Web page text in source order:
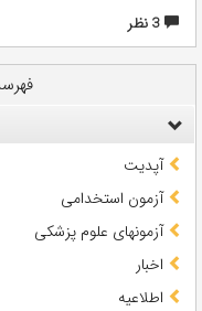
3 نظر
آپدیت
آزمون استخدامی
آزمونهای علوم پزشکی
اخبار
اطلاعیه